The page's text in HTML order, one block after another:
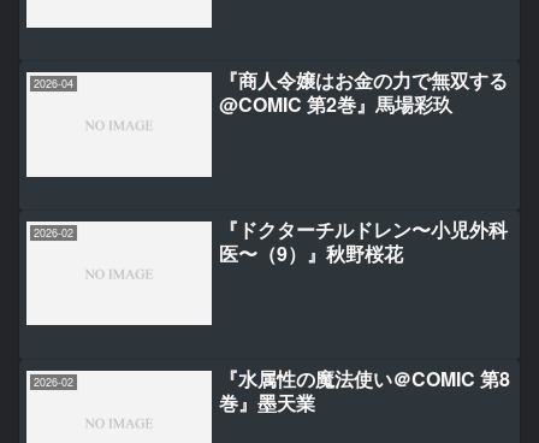
2026-04
『商人令嬢はお金の力で無双する
@COMIC 第2巻』馬場彩玖
2026-02
『ドクターチルドレン〜小児外科
医〜（9）』秋野桜花
2026-02
『水属性の魔法使い＠COMIC 第8
巻』墨天業